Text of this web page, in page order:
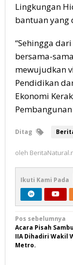
Lingkungan
bantuan yang
“Sehingga
bersama-
mewujudkan
Pendidikan
Ekonomi
Ditag
oleh
Ikuti Kami Pada
Navigasi
pos
Pos sebelumnya
Acara Pisah
IIA Dihadiri Wakil
Metro.